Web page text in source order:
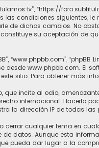
“https://
condiciones siguientes,
de dichos cambios. No
su aceptación de
“www.phpbb.com”,
desde www.phpbb.com. El
sitio. Para obtener más
incite al odio,
internacional. Hacerlo
la dirección IP de todas
cerrar cualquier tema en
datos. Aunque esta
pueda dar lugar a la